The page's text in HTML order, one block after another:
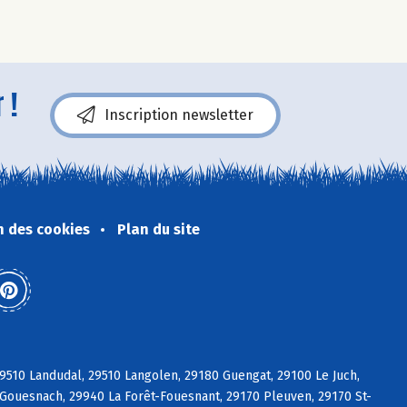
! Inscription newsletter
des cookies Plan du site
Landudal, 29510 Langolen, 29180 Guengat, 29100 Le Juch,
29940 La Forêt-Fouesnant, 29170 Pleuven, 29170 St-